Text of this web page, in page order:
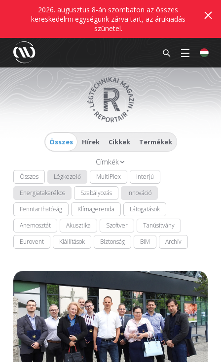
2026. augusztus 8-án szombaton az összes
kereskedelmi egységünk zárva tart, az árukiadás
szünetel.
Összes Hírek Cikkek Termékek
Címkék
Összes Légkezelő MultiPlex
Interjú
Energiatakarékos
Szabályozás
Innováció
Fenntarthatóság
Klímagerenda
Látogatások
Anemosztát
Akusztika Szoftver
Tanúsítvány
Eurovent
Kiállítások Biztonság BIM Archív